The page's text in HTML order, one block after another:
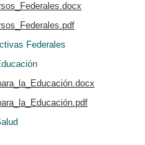
Federales